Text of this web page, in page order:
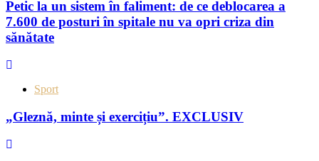
Petic la un sistem în faliment: de ce deblocarea a
7.600 de posturi în spitale nu va opri criza din
sănătate
Sport
„Gleznă, minte și exercițiu”. EXCLUSIV